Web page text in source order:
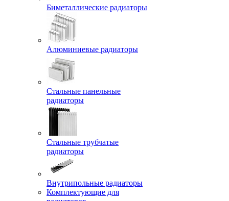
Биметаллические радиаторы
Алюминиевые радиаторы
Стальные панельные
радиаторы
Стальные трубчатые
радиаторы
Внутрипольные радиаторы
Комплектующие для